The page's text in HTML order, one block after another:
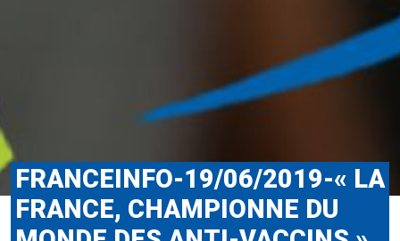
FRANCEINFO-19/06/2019-« LA
FRANCE, CHAMPIONNE DU